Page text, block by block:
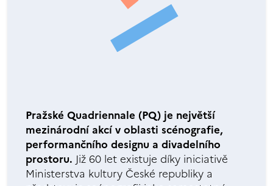
Pražské Quadriennale (PQ) je největší
mezinárodní akcí v oblasti scénografie,
performančního designu a divadelního
prostoru. Již 60 let existuje díky iniciativě
Ministerstva kultury České republiky a